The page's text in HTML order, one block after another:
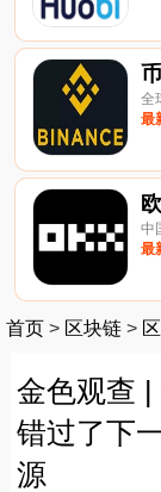
全
最
中
最
首页 > 区块链 >
金色观查 |
错过了下
源